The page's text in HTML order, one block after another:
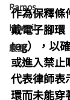
Ramos
Hawaii
駿源
作為保釋條
戴電子腳
tag），以
或進入禁
代表律師表
環而未能穿